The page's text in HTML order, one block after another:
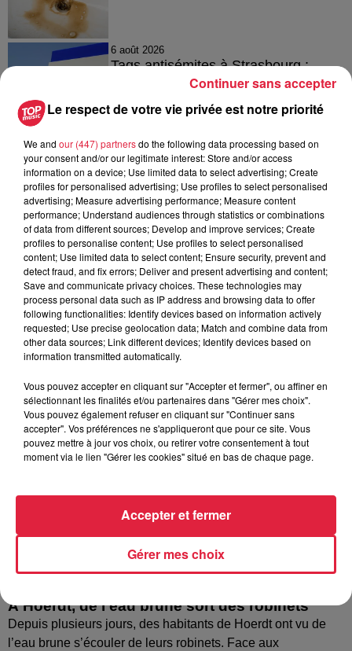
6 août 2026
Tags antisémites à Strasbourg :
Catherine Trautmann réagit
6 août 2026
Au zoo de Mulhouse : rencontre
avec les flamants rouges
À découvrir également
À Hoerdt, de l’eau brune sort des robinets
Depuis plusieurs jours, des habitants de Hoerdt ont vu de
l’eau brune s’écouler de leurs robinets. Face aux
Le respect de votre vie privée est notre priorité
We and our (447) partnersdo the following data processing based on
your consent and/or our legitimate interest: Store and/or access
information on a device; Use limited data to select advertising; Create
profiles for personalised advertising; Use profiles to select personalised
advertising; Measure advertising performance; Measure content
performance; Understand audiences through statistics or combinations
of data from different sources; Develop and improve services; Create
profiles to personalise content; Use profiles to select personalised
content; Use limited data to select content; Ensure security, prevent and
detect fraud, and fix errors; Deliver and present advertising and content;
Save and communicate privacy choices. These technologies may
process personal data such as IP address and browsing data to offer
following functionalities: Identify devices based on information actively
requested; Use precise geolocation data; Match and combine data from
other data sources; Link different devices; Identify devices based on
information transmitted automatically.
Vous pouvez accepter en cliquant sur "Accepter et fermer", ou affiner en
sélectionnant les finalités et/ou partenaires dans "Gérer mes choix".
Vous pouvez également refuser en cliquant sur "Continuer sans
accepter". Vos préférences ne s'appliqueront que pour ce site. Vous
pouvez mettre à jour vos choix, ou retirer votre consentement à tout
moment via le lien "Gérer les cookies" situé en bas de chaque page.
Gérer mes choix
Accepter et fermer
Continuer sans accepter